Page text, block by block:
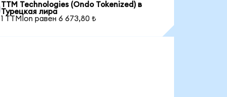
TTM Technologies (Ondo Tokenized) в
Турецкая лира
1 TTMIon равен 6 673,80 ₺